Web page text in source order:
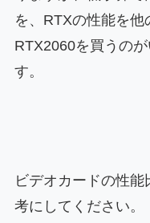
を、RTXの性能を
RTX2060を買うの
す。
ビデオカードの性
考にしてください。